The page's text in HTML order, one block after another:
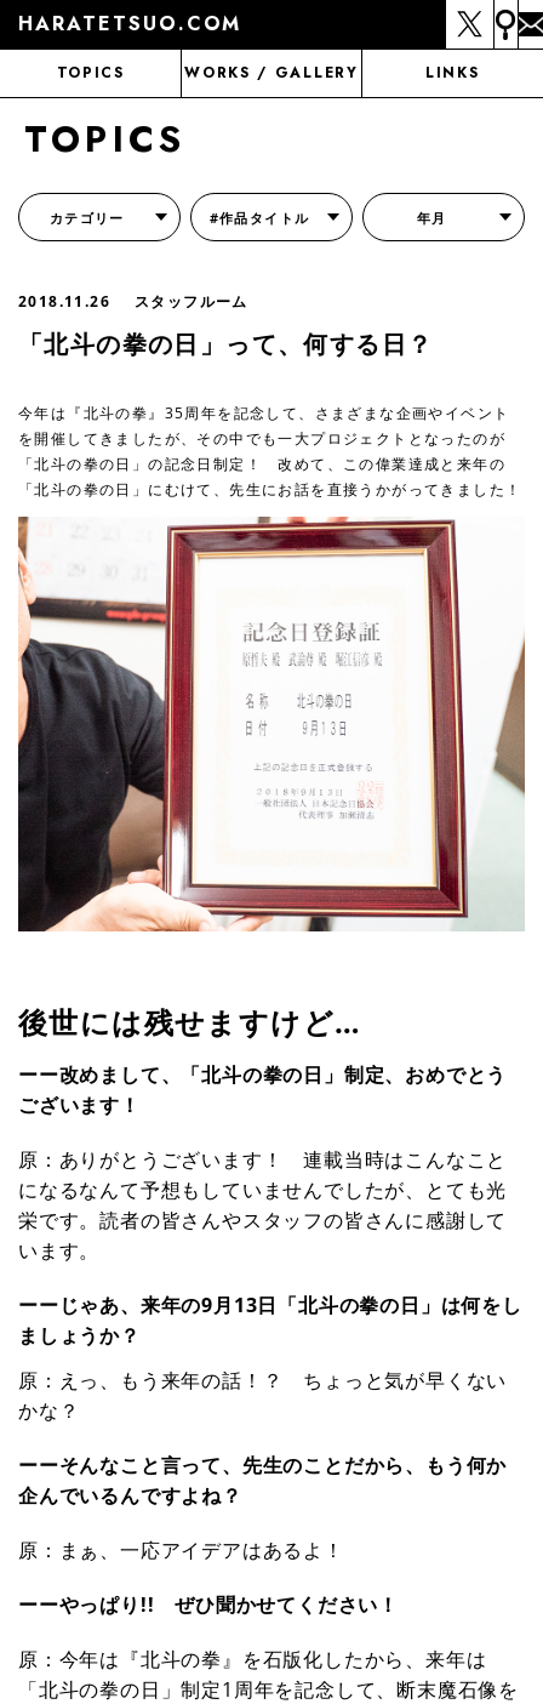
HARATETSUO.COM
TOPICS WORKS / GALLERY LINKS
TOPICS
カテゴリー #作品タイトル 年月
2018.11.26 スタッフルーム
「北斗の拳の日」って、何する日？
今年は『北斗の拳』35周年を記念して、さまざまな企画やイベント
を開催してきましたが、その中でも一大プロジェクトとなったのが
「北斗の拳の日」の記念日制定！ 改めて、この偉業達成と来年の
「北斗の拳の日」にむけて、先生にお話を直接うかがってきました！
後世には残せますけど…
ーー改めまして、「北斗の拳の日」制定、おめでとう
ございます！
原：ありがとうございます！ 連載当時はこんなこと
になるなんて予想もしていませんでしたが、とても光
栄です。読者の皆さんやスタッフの皆さんに感謝して
います。
ーーじゃあ、来年の9月13日「北斗の拳の日」は何をし
ましょうか？
原：えっ、もう来年の話！？ ちょっと気が早くない
かな？
ーーそんなこと言って、先生のことだから、もう何か
企んでいるんですよね？
原：まぁ、一応アイデアはあるよ！
ーーやっぱり!! ぜひ聞かせてください！
原：今年は『北斗の拳』を石版化したから、来年は
「北斗の拳の日」制定1周年を記念して、断末魔石像を